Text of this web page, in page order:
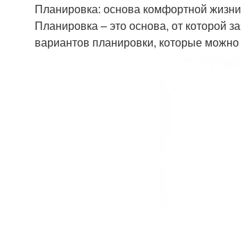
Планировка: основа комфортной жизни
Планировка – это основа, от которой
вариантов планировки, которые